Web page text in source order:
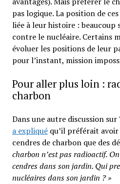
pas logique. La position de
liée à leur histoire :
contre le nucléaire. Certains
évoluer les positions de leur
pour l’instant, mission
Pour aller plus loin :
charbon
Dans une autre discussion
a expliquéqu’il préférait avoir
cendres de charbon que des
charbon n’est pas radioactif.
cendres dans son jardin. Qui
nucléaires dans son jardin ? »